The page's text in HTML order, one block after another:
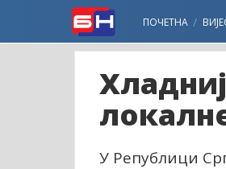
ПОЧЕТНА
У Републици